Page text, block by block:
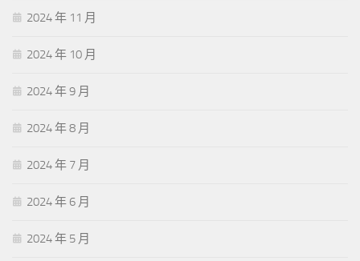
2024 年 11 月
2024 年 10 月
2024 年 9 月
2024 年 8 月
2024 年 7 月
2024 年 6 月
2024 年 5 月